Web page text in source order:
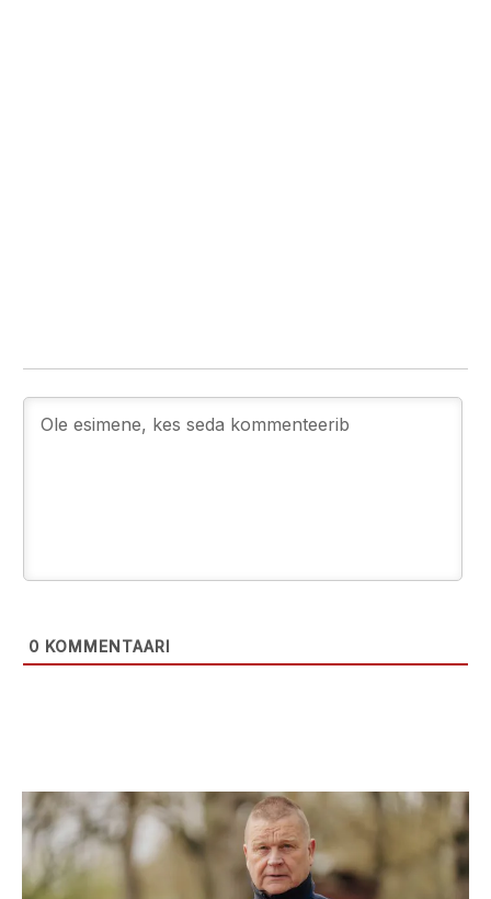
0 KOMMENTAARI